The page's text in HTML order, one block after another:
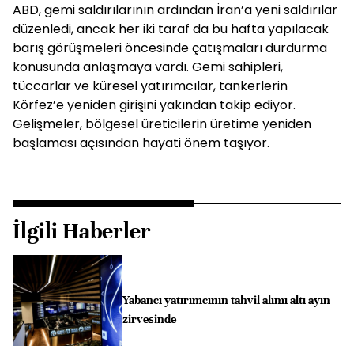
ABD, gemi saldırılarının ardından İran’a yeni saldırılar
düzenledi, ancak her iki taraf da bu hafta yapılacak
barış görüşmeleri öncesinde çatışmaları durdurma
konusunda anlaşmaya vardı. Gemi sahipleri,
tüccarlar ve küresel yatırımcılar, tankerlerin
Körfez’e yeniden girişini yakından takip ediyor.
Gelişmeler, bölgesel üreticilerin üretime yeniden
başlaması açısından hayati önem taşıyor.
İlgili Haberler
Yabancı yatırımcının tahvil alımı altı ayın
zirvesinde